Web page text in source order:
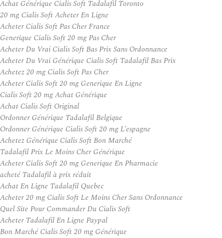
Achat Générique Cialis Soft Tadalafil Toronto
20 mg Cialis Soft Acheter En Ligne
Acheter Cialis Soft Pas Cher France
Generique Cialis Soft 20 mg Pas Cher
Acheter Du Vrai Cialis Soft Bas Prix Sans Ordonnance
Acheter Du Vrai Générique Cialis Soft Tadalafil Bas Prix
Achetez 20 mg Cialis Soft Pas Cher
Acheter Cialis Soft 20 mg Generique En Ligne
Cialis Soft 20 mg Achat Générique
Achat Cialis Soft Original
Ordonner Générique Tadalafil Belgique
Ordonner Générique Cialis Soft 20 mg L’espagne
Achetez Générique Cialis Soft Bon Marché
Tadalafil Prix Le Moins Cher Générique
Acheter Cialis Soft 20 mg Generique En Pharmacie
acheté Tadalafil à prix réduit
Achat En Ligne Tadalafil Quebec
Acheter 20 mg Cialis Soft Le Moins Cher Sans Ordonnance
Quel Site Pour Commander Du Cialis Soft
Acheter Tadalafil En Ligne Paypal
Bon Marché Cialis Soft 20 mg Générique